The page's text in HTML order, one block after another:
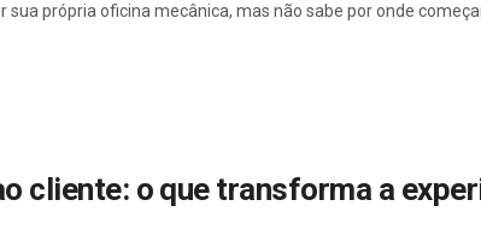
sua própria oficina mecânica, mas não sabe por onde
cliente: o que transforma a